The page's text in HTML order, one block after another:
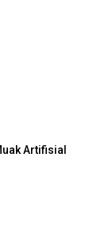
Artifisial